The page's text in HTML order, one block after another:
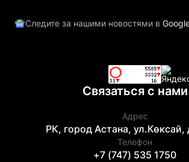
Следите за нашими новостями в
Связаться с нами
Адрес
РК, город Астана,
Телефон
+7 (747) 535 1750